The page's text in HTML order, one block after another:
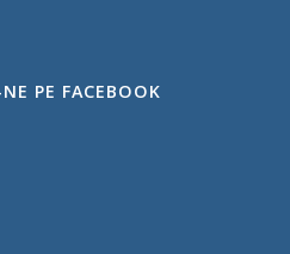
PE FACEBOOK